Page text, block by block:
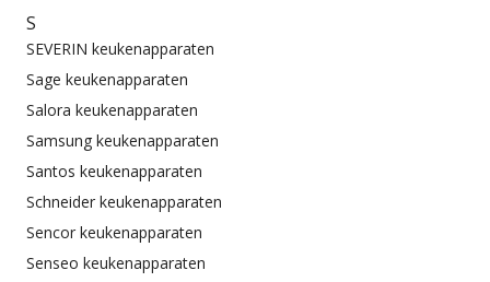
S
SEVERIN keukenapparaten
Sage keukenapparaten
Salora keukenapparaten
Samsung keukenapparaten
Santos keukenapparaten
Schneider keukenapparaten
Sencor keukenapparaten
Senseo keukenapparaten